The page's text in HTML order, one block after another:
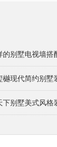
的别墅电视墙搭
樾现代简约别墅
下别墅美式风格